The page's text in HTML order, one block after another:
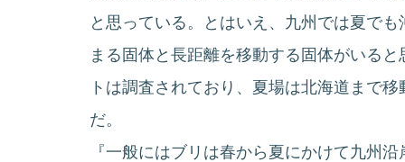
と思っている。とはいえ、九州では夏で
まる固体と長距離を移動する固体がいる
トは調査されており、夏場は北海道まで
だ。
『一般にはブリは春から夏にかけて九州